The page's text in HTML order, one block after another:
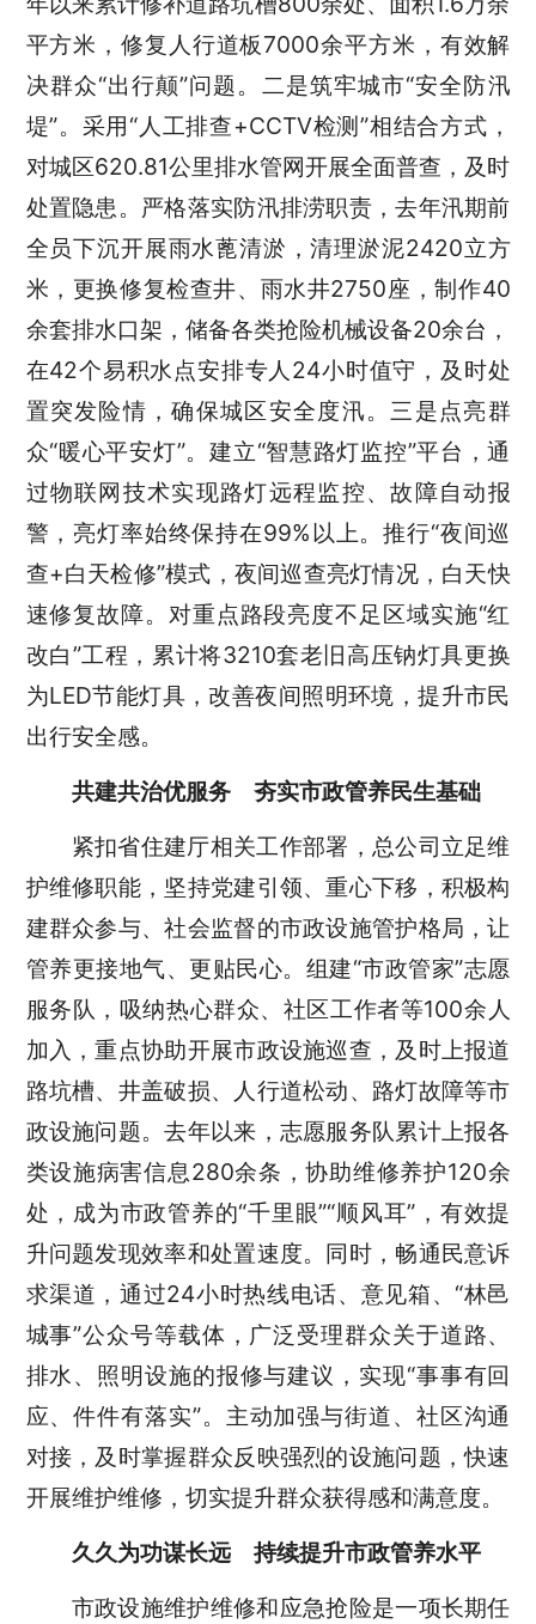
平方米，修复人行道板7000余平方米，有效解
决群众“出行颠”问题。二是筑牢城市“安全防汛
堤”。采用“人工排查+CCTV检测”相结合方式，
对城区620.81公里排水管网开展全面普查，及时
处置隐患。严格落实防汛排涝职责，去年汛期前
全员下沉开展雨水蓖清淤，清理淤泥2420立方
米，更换修复检查井、雨水井2750座，制作40
余套排水口架，储备各类抢险机械设备20余台，
在42个易积水点安排专人24小时值守，及时处
置突发险情，确保城区安全度汛。三是点亮群
众“暖心平安灯”。建立“智慧路灯监控”平台，通
过物联网技术实现路灯远程监控、故障自动报
警，亮灯率始终保持在99%以上。推行“夜间巡
查+白天检修”模式，夜间巡查亮灯情况，白天快
速修复故障。对重点路段亮度不足区域实施“红
改白”工程，累计将3210套老旧高压钠灯具更换
为LED节能灯具，改善夜间照明环境，提升市民
出行安全感。
共建共治优服务 夯实市政管养民生基础
紧扣省住建厅相关工作部署，总公司立足维
护维修职能，坚持党建引领、重心下移，积极构
建群众参与、社会监督的市政设施管护格局，让
管养更接地气、更贴民心。组建“市政管家”志愿
服务队，吸纳热心群众、社区工作者等100余人
加入，重点协助开展市政设施巡查，及时上报道
路坑槽、井盖破损、人行道松动、路灯故障等市
政设施问题。去年以来，志愿服务队累计上报各
类设施病害信息280余条，协助维修养护120余
处，成为市政管养的“千里眼”“顺风耳”，有效提
升问题发现效率和处置速度。同时，畅通民意诉
求渠道，通过24小时热线电话、意见箱、“林邑
城事”公众号等载体，广泛受理群众关于道路、
排水、照明设施的报修与建议，实现“事事有回
应、件件有落实”。主动加强与街道、社区沟通
对接，及时掌握群众反映强烈的设施问题，快速
开展维护维修，切实提升群众获得感和满意度。
久久为功谋长远 持续提升市政管养水平
市政设施维护维修和应急抢险是一项长期任